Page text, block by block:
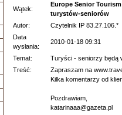
Wątek:
Europe Senior
turystów-seniorów
Autor:
Czytelnik IP 83.27.106.*
Data
wysłania:
2010-01-18 09:31
Temat:
Turyści - seniorzy będą
Treść:
Zapraszam na
Kilka komentarzy od
Pozdrawiam,
katarinaaa@gazeta.pl